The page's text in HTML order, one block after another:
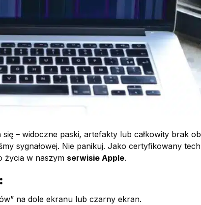
się – widoczne paski, artefakty lub całkowity brak
sygnałowej. Nie panikuj. Jako certyfikowany
życia w naszym serwisie Apple.
na dole ekranu lub czarny ekran.